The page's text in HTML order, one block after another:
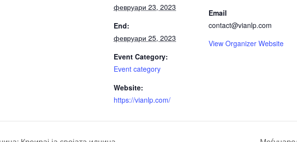
февруари 23, 2023
End:
февруари 25, 2023
Event Category:
Event category
Website:
https://vianlp.com/
Email
contact@vianlp.com
View Organizer Website